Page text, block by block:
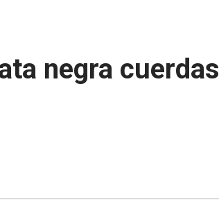
negra cuerdas